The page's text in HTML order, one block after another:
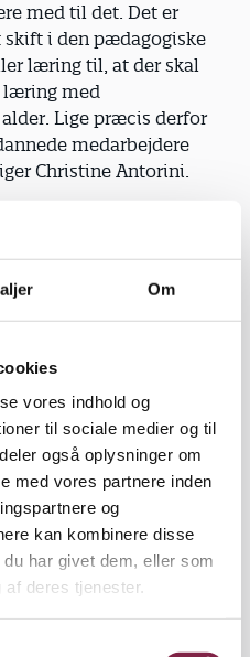
Om
vores indhold og
til sociale medier og til
også oplysninger om
med vores partnere inden
og
kan kombinere disse
har givet dem, eller som
deres tjenester.
med til det. Det er
i den pædagogiske
læring til, at der skal
læring med
Lige præcis derfor
medarbejdere
Christine Antorini.
Har du et bud på, hvad
bliver bedre?
kvalitet, fordi det er
udvikling, og det er
børn er et godt og trygt
den task force om
blev nedsat af den
med nogle
uanset hvad så er det
det er muligt at
til at gå på,
ledelse, og
leg, læring og
Antorini, der har haft stor